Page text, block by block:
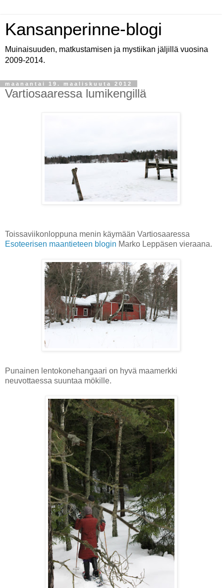
Kansanperinne-blogi
Muinaisuuden, matkustamisen ja mystiikan jäljillä vuosina
2009-2014.
maanantai 19. maaliskuuta 2012
Vartiosaaressa lumikengillä
Toissaviikonloppuna menin käymään Vartiosaaressa
Esoteerisen maantieteen blogin Marko Leppäsen vieraana.
Punainen lentokonehangaari on hyvä maamerkki
neuvottaessa suuntaa mökille.